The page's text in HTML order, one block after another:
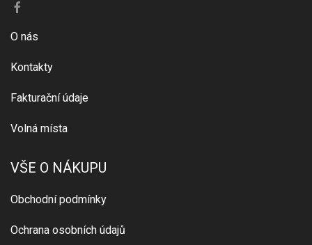
O nás
Kontakty
Fakturační údaje
Volná místa
VŠE O NÁKUPU
Obchodní podmínky
Ochrana osobních údajů